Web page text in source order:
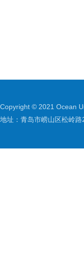
Copyright © 2021 Ocean
地址：青岛市崂山区松岭路